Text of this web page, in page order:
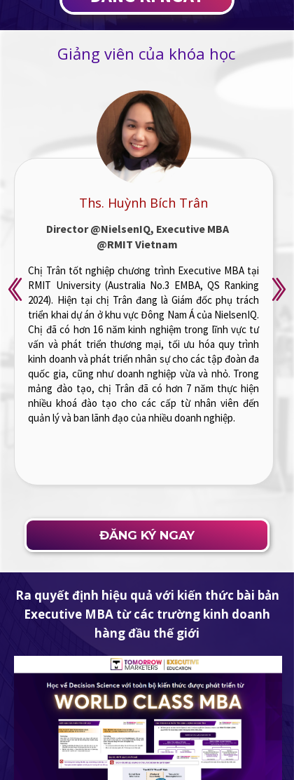
Anh Giang tốt nghiệp Tiến sĩ ngành Computational and
Quantum Modeling tại Đại học Quốc gia Singapore
(Global No.8 University, QS Ranking 2025). Anh có 4
năm làm Computational Researcher tại NUS, tham gia
thiết kế và áp dụng các mô hình tính toán để giải quyết
các vấn đề lượng tử phức tạp, triển khai và thử nghiệm
các thuật toán lượng tử được viết bằng Fortran và
Python. Anh cũng có khoảng 3 năm trợ giảng tại
chương trình học Computational Thinking &
Programming tại NUS. Hiện tại, anh đang là Senior
TS. Nguyễn Trường Giang
PhD, Computational and Quantum
Modeling @National University of
Senior Modeler at Risk Management
Division @SHBFinance
Giảng viên của khóa học
ĐĂNG KÝ NGAY
Ra quyết định hiệu quả với kiến thức bài bản
Executive MBA từ các trường kinh doanh
hàng đầu thế giới